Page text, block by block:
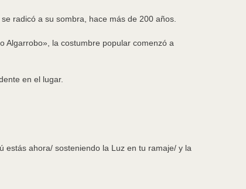
radicó a su sombra, hace más de 200 años.
Algarrobo», la costumbre popular comenzó a
en el lugar.
ahora/ sosteniendo la Luz en tu ramaje/ y la